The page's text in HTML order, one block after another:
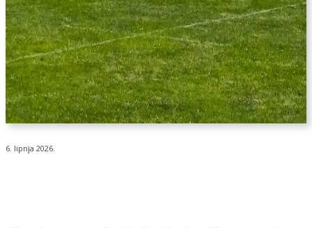
6. lipnja 2026.